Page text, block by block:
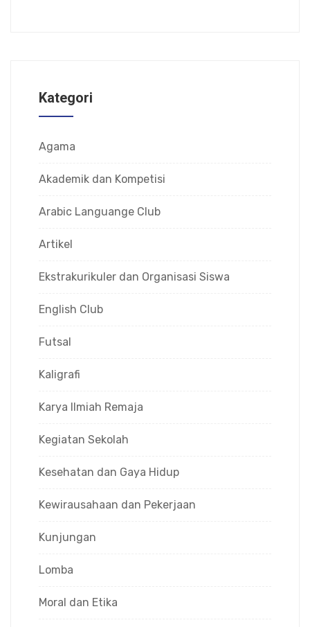
Kategori
Agama
Akademik dan Kompetisi
Arabic Languange Club
Artikel
Ekstrakurikuler dan Organisasi Siswa
English Club
Futsal
Kaligrafi
Karya Ilmiah Remaja
Kegiatan Sekolah
Kesehatan dan Gaya Hidup
Kewirausahaan dan Pekerjaan
Kunjungan
Lomba
Moral dan Etika